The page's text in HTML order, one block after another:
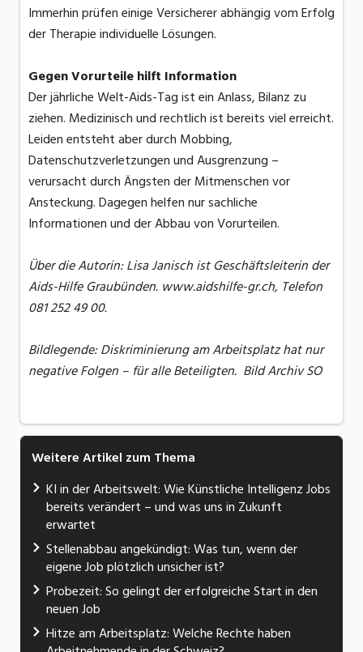
Immerhin prüfen einige Versicherer abhängig vom Erfolg
der Therapie individuelle Lösungen.
Gegen Vorurteile hilft Information
Der jährliche Welt-Aids-Tag ist ein Anlass, Bilanz zu
ziehen. Medizinisch und rechtlich ist bereits viel erreicht.
Leiden entsteht aber durch Mobbing,
Datenschutzverletzungen und Ausgrenzung –
verursacht durch Ängsten der Mitmenschen vor
Ansteckung. Dagegen helfen nur sachliche
Informationen und der Abbau von Vorurteilen.
Über die Autorin: Lisa Janisch ist Geschäftsleiterin der
Aids-Hilfe Graubünden. www.aidshilfe-gr.ch, Telefon
081 252 49 00.
Bildlegende: Diskriminierung am Arbeitsplatz hat nur
negative Folgen – für alle Beteiligten. Bild Archiv SO
Weitere Artikel zum Thema
KI in der Arbeitswelt: Wie Künstliche Intelligenz Jobs
bereits verändert – und was uns in Zukunft
erwartet
Stellenabbau angekündigt: Was tun, wenn der
eigene Job plötzlich unsicher ist?
Probezeit: So gelingt der erfolgreiche Start in den
neuen Job
Hitze am Arbeitsplatz: Welche Rechte haben